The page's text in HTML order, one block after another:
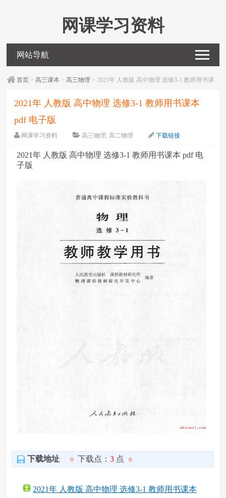
网课学习资料
网站导航
首页 >高三课本 >高三物理 > 2021年 人教版 高中物理 选修3-1 教师用书课
2021年 人教版 高中物理 选修3-1 教师用书课本
pdf 电子版
网课学习资料 高三物理,高二物理
下载链接
2021年 人教版 高中物理 选修3-1 教师用书课本 pdf 电
子版
下载地址 下载点：3 点
2021年 人教版 高中物理 选修3-1 教师用书课本